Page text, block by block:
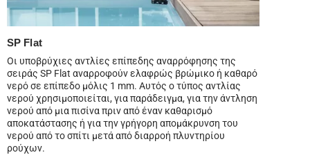
SP Flat
Οι υποβρύχιες αντλίες επίπεδης αναρρόφησης της
σειράς SP Flat αναρροφούν ελαφρώς βρώμικο ή καθαρό
νερό σε επίπεδο μόλις 1 mm. Αυτός ο τύπος αντλίας
νερού χρησιμοποιείται, για παράδειγμα, για την άντληση
νερού από μια πισίνα πριν από έναν καθαρισμό
αποκατάστασης ή για την γρήγορη απομάκρυνση του
νερού από το σπίτι μετά από διαρροή πλυντηρίου
ρούχων.